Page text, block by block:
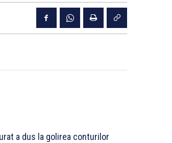
a dus la golirea conturilor